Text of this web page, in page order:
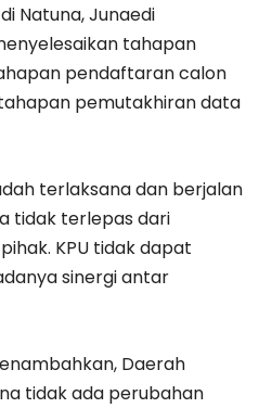
Natuna, Junaedi
tahapan
pendaftaran calon
pemutakhiran data
terlaksana dan berjalan
tidak terlepas dari
KPU tidak dapat
sinergi antar
Daerah
tidak ada perubahan